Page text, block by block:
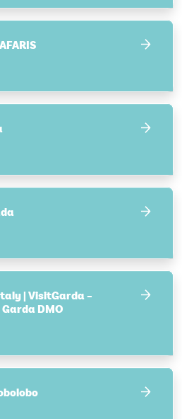
| VisitGarda –
DMO